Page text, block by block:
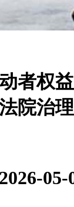
者权
院治
05-